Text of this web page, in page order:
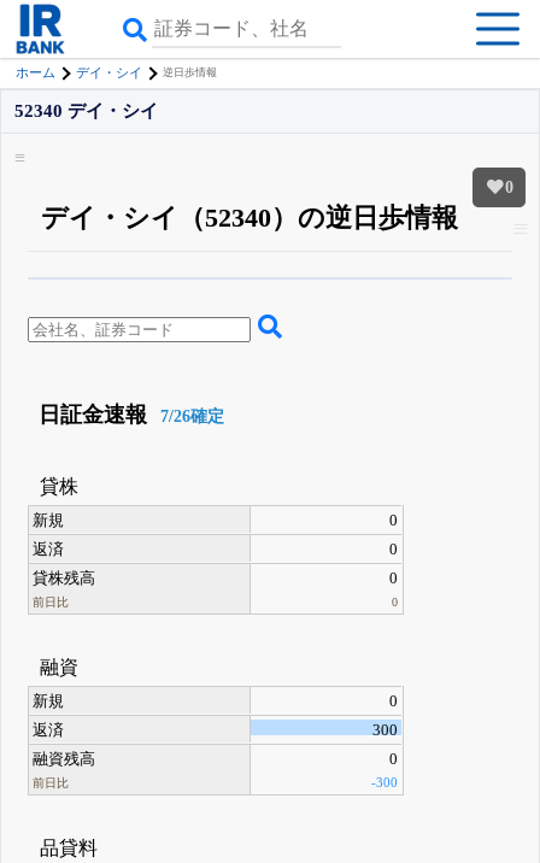
ホーム デイ・シイ 逆日歩情報
0
52340 デイ・シイ
デイ・シイ（52340）の逆日歩情報
くできる
無料でβ版をはじめる
登録すると永久30%OFFと米株版の先行利用も付きます
日証金速報 7/26確定
貸株
新規
0
返済
0
貸株残高
前日比
0
0
融資
新規
0
返済
300
融資残高
前日比
0
-300
品貸料